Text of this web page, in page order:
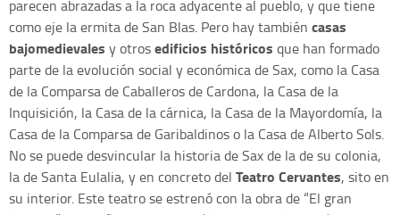
parecen abrazadas a la roca adyacente al pueblo, y que tiene
como eje la ermita de San Blas. Pero hay también casas
bajomedievales y otrosedificios históricos que han formado
parte de la evolución social y económica de Sax, como la Casa
de la Comparsa de Caballeros de Cardona, la Casa de la
Inquisición, la Casa de la cárnica, la Casa de la Mayordomía, la
Casa de la Comparsa de Garibaldinos o la Casa de Alberto Sols.
No se puede desvincular la historia de Sax de la de su colonia,
la de Santa Eulalia, y en concreto del Teatro Cervantes, sito en
su interior. Este teatro se estrenó con la obra de “El gran